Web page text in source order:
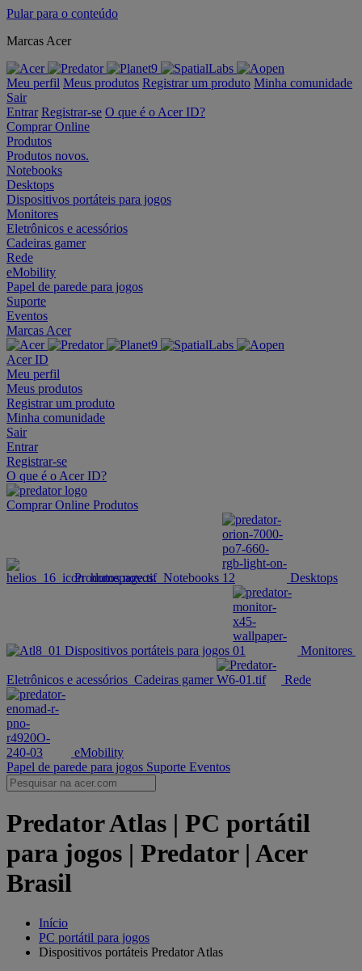
Pular para o conteúdo
Marcas Acer
Meu perfil Meus produtos Registrar um produto Minha comunidade
Sair
Entrar Registrar-se O que é o Acer ID?
Comprar Online
Produtos
Produtos novos.
Notebooks
Desktops
Dispositivos portáteis para jogos
Monitores
Eletrônicos e acessórios
Cadeiras gamer
Rede
eMobility
Papel de parede para jogos
Suporte
Eventos
Marcas Acer
Acer ID
Meu perfil
Meus produtos
Registrar um produto
Minha comunidade
Sair
Entrar
Registrar-se
O que é o Acer ID?
Comprar Online Produtos
Produtos novos. Notebooks Desktops
Dispositivos portáteis para jogos Monitores
Eletrônicos e acessórios Cadeiras gamer Rede
eMobility
Papel de parede para jogos Suporte Eventos
Predator Atlas | PC portátil
para jogos | Predator | Acer
Brasil
Início
PC portátil para jogos
Dispositivos portáteis Predator Atlas